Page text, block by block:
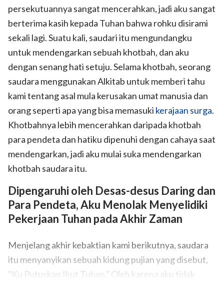
persekutuannya sangat mencerahkan, jadi aku sangat
berterima kasih kepada Tuhan bahwa rohku disirami
sekali lagi. Suatu kali, saudari itu mengundangku
untuk mendengarkan sebuah khotbah, dan aku
dengan senang hati setuju. Selama khotbah, seorang
saudara menggunakan Alkitab untuk memberi tahu
kami tentang asal mula kerusakan umat manusia dan
orang seperti apa yang bisa memasuki kerajaan surga.
Khotbahnya lebih mencerahkan daripada khotbah
para pendeta dan hatiku dipenuhi dengan cahaya saat
mendengarkan, jadi aku mulai suka mendengarkan
khotbah saudara itu.
Dipengaruhi oleh Desas-desus Daring dan
Para Pendeta, Aku Menolak Menyelidiki
Pekerjaan Tuhan pada Akhir Zaman
Menjelang akhir kebaktian kami berikutnya, saudara
itu menyanyikan sebuah kidung pujian yang disebut,
"Ku Putuskan Ikut Tuhan." Oleh karena aku tidak